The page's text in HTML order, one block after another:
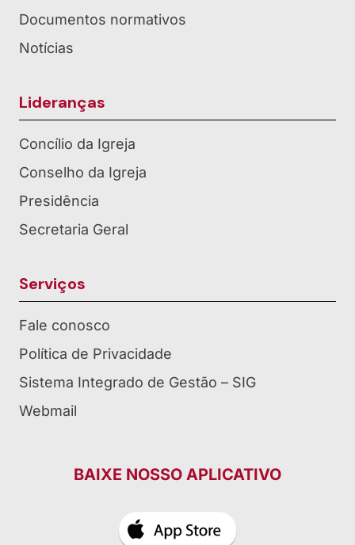
Documentos normativos
Notícias
Lideranças
Concílio da Igreja
Conselho da Igreja
Presidência
Secretaria Geral
Serviços
Fale conosco
Política de Privacidade
Sistema Integrado de Gestão – SIG
Webmail
BAIXE NOSSO APLICATIVO